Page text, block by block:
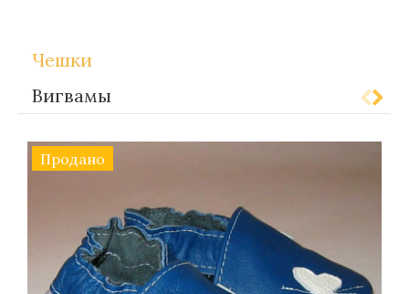
Чешки
Вигвамы
Продано